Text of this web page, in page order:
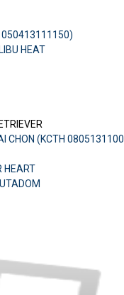
050413111150)
HEAT
CHON (KCTH
HEART